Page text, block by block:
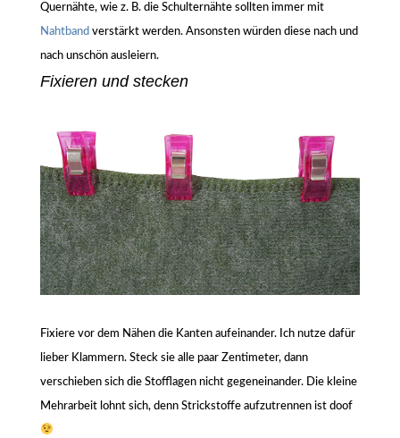
Quernähte, wie z. B. die Schulternähte sollten immer mit
Nahtband verstärkt werden. Ansonsten würden diese nach und
nach unschön ausleiern.
Fixieren und stecken
Fixiere vor dem Nähen die Kanten aufeinander. Ich nutze dafür
lieber Klammern. Steck sie alle paar Zentimeter, dann
verschieben sich die Stofflagen nicht gegeneinander. Die kleine
Mehrarbeit lohnt sich, denn Strickstoffe aufzutrennen ist doof